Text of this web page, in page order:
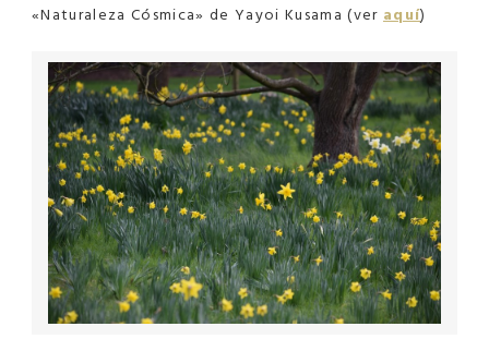
«Naturaleza Cósmica» de Yayoi Kusama (ver aquí)